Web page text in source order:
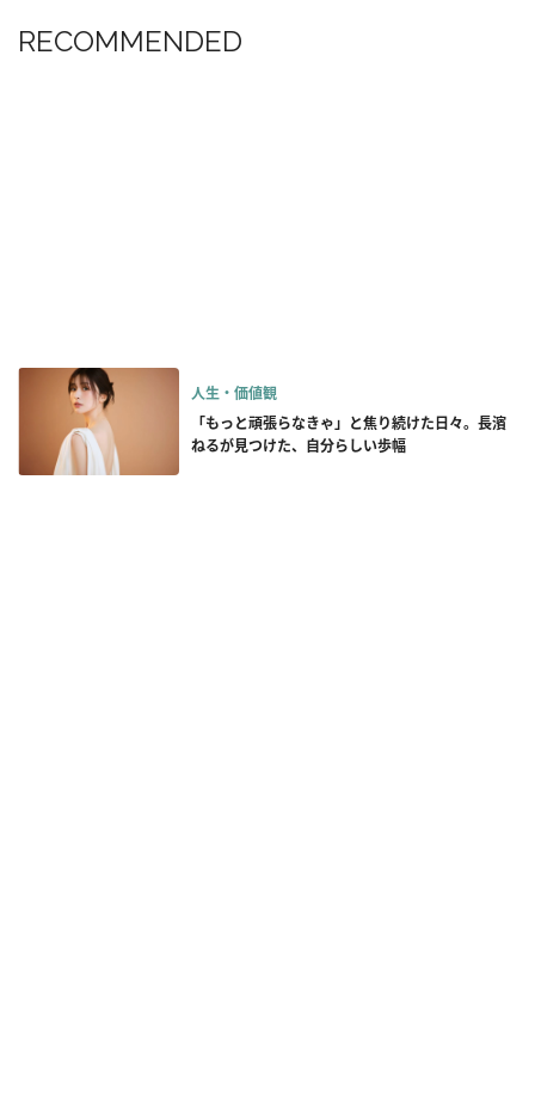
RECOMMENDED
人生・価値観
「もっと頑張らなきゃ」と焦り続けた日々。長濱
ねるが見つけた、自分らしい歩幅